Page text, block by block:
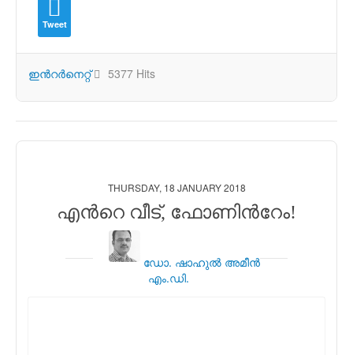
Tweet
ഇന്‍റര്‍നെറ്റ് 5377 Hits
THURSDAY, 18 JANUARY 2018
എന്‍റെ വീട്, ഫോണിന്‍റേം!
ഡോ. ഷാഹുല്‍ അമീന്‍
എം.ഡി.